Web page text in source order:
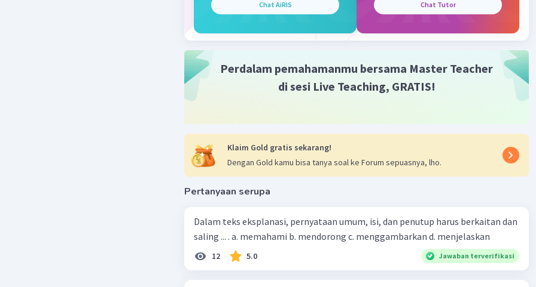
yang harfiah dan terus terang. Hal ini disebabkan`oleh prosa bisa
disebut mencerminkan fakta aktual dan perkembangan suatu hal
dari awal hingga akhir secara natural. Oleh karena itu, penulis dapat
memakai nada yang terlalu puitis dan terikat oleh kaidah
penyusunan teks.
bebas yang tidak terikat oleh kaidah penyusunan seperti dalam puisi.
Beri Rating·0.0(0) Balas
Chat AiRIS Chat Tutor
Perdalam pemahamanmu bersama Master Teacher
di sesi Live Teaching, GRATIS!
Klaim Gold gratis sekarang!
Dengan Gold kamu bisa tanya soal ke Forum sepuasnya, lho.
Pertanyaan serupa
Dalam teks eksplanasi, pernyataan umum, isi, dan penutup harus berkaitan dan
saling ... . a. memahami b. mendorong c. menggambarkan d. menjelaskan
12 5.0 Jawaban terverifikasi